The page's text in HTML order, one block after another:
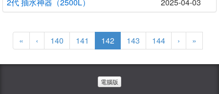
« ‹ 140 141 142(current)
143 144 › »
電腦版